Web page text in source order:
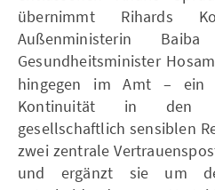
übernimmt Rihards
Außenministerin
Gesundheitsminister
hingegen im Amt – ein
Kontinuität in den
gesellschaftlich sensiblen
zwei zentrale
und ergänzt sie um